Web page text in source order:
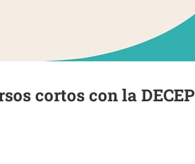
cortos con la DECEP